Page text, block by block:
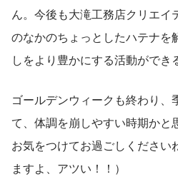
ん。今後も大滝工務店クリエイ
のなかのちょっとしたハテナを
しをより豊かにする活動ができ
ゴールデンウィークも終わり、
て、体調を崩しやすい時期かと
お気をつけてお過ごしください
ますよ、アツい！！）